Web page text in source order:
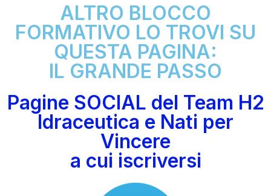
ALTRO BLOCCO
FORMATIVO LO TROVI SU
QUESTA PAGINA:
IL GRANDE PASSO
Pagine SOCIAL del Team H2
Idraceutica e Nati per
Vincere
a cui iscriversi